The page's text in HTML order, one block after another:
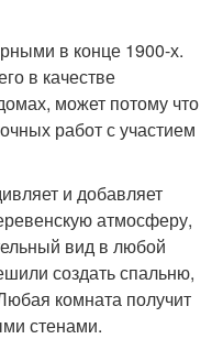
в конце 1900-х.
в качестве
может потому что
работ с участием
и добавляет
атмосферу,
вид в любой
создать спальню,
комната получит
стенами.